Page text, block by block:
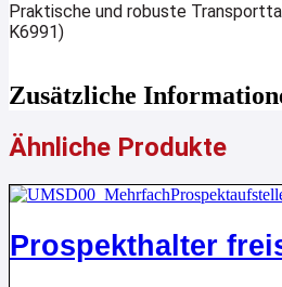
Praktische und robuste
K6991)
Zusätzliche
Ähnliche Produkte
Prospekthalter